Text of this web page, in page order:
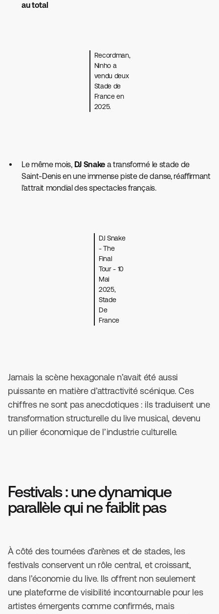
au total
Recordman,
Ninho a
vendu deux
Stade de
France en
2025.
Le même mois, DJ Snakea transformé le stade de
Saint-Denis en une immense piste de danse, réaffirmant
l'attrait mondial des spectacles français.
DJ Snake
- The
Final
Tour - 10
Mai
2025,
Stade
De
France
Jamais la scène hexagonale n’avait été aussi
puissante en matière d’attractivité scénique. Ces
chiffres ne sont pas anecdotiques : ils traduisent une
transformation structurelle du live musical, devenu
un pilier économique de l’industrie culturelle.
Festivals : une dynamique
parallèle qui ne faiblit pas
À côté des tournées d’arènes et de stades, les
festivals conservent un rôle central, et croissant,
dans l’économie du live. Ils offrent non seulement
une plateforme de visibilité incontournable pour les
artistes émergents comme confirmés, mais